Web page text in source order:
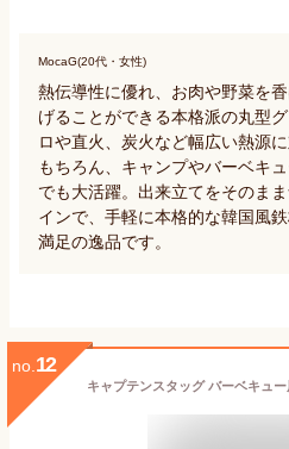
MocaG(20代・女性)
熱伝導性に優れ、お肉や野菜を
げることができる本格派の丸型
ロや直火、炭火など幅広い熱源
もちろん、キャンプやバーベキ
でも大活躍。出来立てをそのま
インで、手軽に本格的な韓国風
満足の逸品です。
no. 12